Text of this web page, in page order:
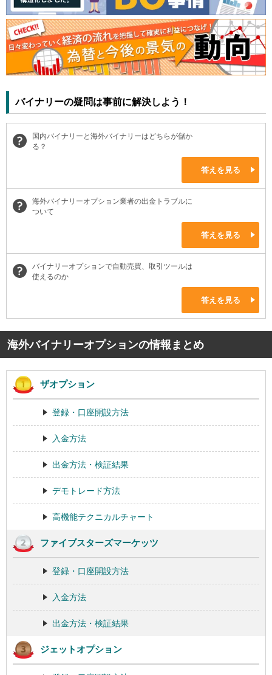
バイナリーの疑問は事前に解決しよう！
国内バイナリーと海外バイナリーはどちらが儲か
る？
答えを見る
海外バイナリーオプション業者の出金トラブルに
ついて
答えを見る
バイナリーオプションで自動売買、取引ツールは
使えるのか
答えを見る
海外バイナリーオプションの情報まとめ
ザオプション
登録・口座開設方法
入金方法
出金方法・検証結果
デモトレード方法
高機能テクニカルチャート
ファイブスターズマーケッツ
登録・口座開設方法
入金方法
出金方法・検証結果
ジェットオプション